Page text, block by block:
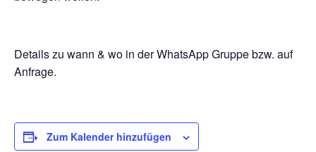
Details zu wann & wo in der WhatsApp Gruppe bzw. auf
Anfrage.
Zum Kalender hinzufügen